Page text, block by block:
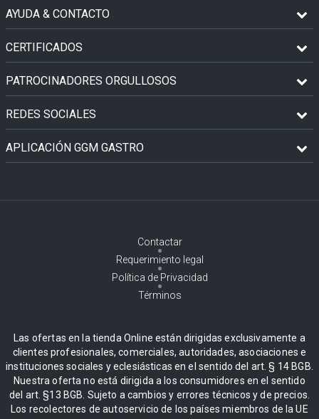
AYUDA & CONTACTO
CERTIFICADOS
PATROCINADORES ORGULLOSOS
REDES SOCIALES
APLICACIÓN GGM GASTRO
Contactar
Requerimiento legal
Política de Privacidad
Términos
Las ofertas en la tienda Online están dirigidas exclusivamente a
clientes profesionales, comerciales, autoridades, asociaciones e
instituciones sociales y eclesiásticas en el sentido del art. § 14 BGB.
Nuestra oferta no está dirigida a los consumidores en el sentido
del art. §13 BGB. Sujeto a cambios y errores técnicos y de precios.
Los recolectores de autoservicio de los países miembros de la UE